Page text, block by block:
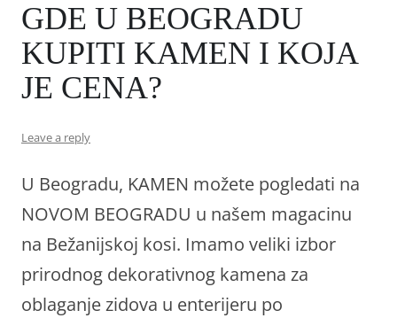
GDE U BEOGRADU
KUPITI KAMEN I KOJA
JE CENA?
Leave a reply
U Beogradu, KAMEN možete pogledati na
NOVOM BEOGRADU u našem magacinu
na Bežanijskoj kosi. Imamo veliki izbor
prirodnog dekorativnog kamena za
oblaganje zidova u enterijeru po